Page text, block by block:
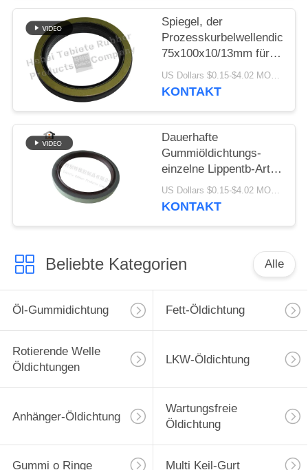
Spiegel, der
75x100x10/13mm für
innere Drehöldichtung
Scania-LKW-1409890
US Dollars $0.15-$4.02 MOQ:500pcs
KONTAKT
Dauerhafte
Gummiöldichtungs-
einzelne Lippentb-Art
Öldichtung hohes -
Qualitäts-Material
US Dollars $0.15-$4.02 MOQ:20pcs
KONTAKT
Beliebte Kategorien Alle
Öl-Gummidichtung Fett-Öldichtung
Rotierende Welle
Öldichtungen
LKW-Öldichtung
Anhänger-Öldichtung
Wartungsfreie
Öldichtung
Gummi o Ringe Multi Keil-Gurt